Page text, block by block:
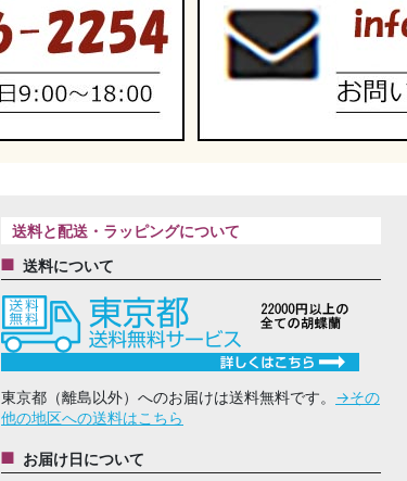
送料と配送・ラッピングについて
送料について
東京都（離島以外）へのお届けは送料無料です。 →その
他の地区への送料はこちら
お届け日について